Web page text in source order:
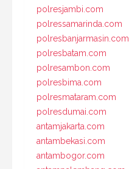
polresjambi.com
polressamarinda.com
polresbanjarmasin.com
polresbatam.com
polresambon.com
polresbima.com
polresmataram.com
polresdumai.com
antamjakarta.com
antambekasi.com
antambogor.com